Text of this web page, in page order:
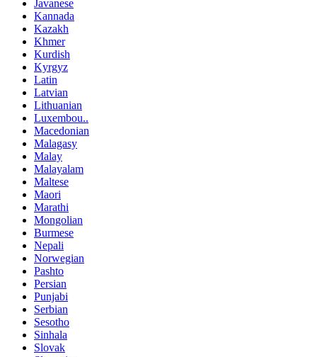
Javanese
Kannada
Kazakh
Khmer
Kurdish
Kyrgyz
Latin
Latvian
Lithuanian
Luxembou..
Macedonian
Malagasy
Malay
Malayalam
Maltese
Maori
Marathi
Mongolian
Burmese
Nepali
Norwegian
Pashto
Persian
Punjabi
Serbian
Sesotho
Sinhala
Slovak